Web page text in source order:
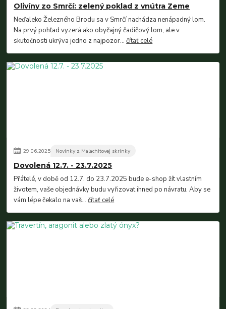
Olivíny zo Smrčí: zelený poklad z vnútra Zeme
Neďaleko Železného Brodu sa v Smrčí nachádza nenápadný lom.
Na prvý pohľad vyzerá ako obyčajný čadičový lom, ale v
skutočnosti ukrýva jedno z najpozor...čítať celé
29.06.2025 Novinky z Malachitovej skrinky
Dovolená 12.7. - 23.7.2025
Přátelé, v době od 12.7. do 23.7.2025 bude e-shop žít vlastním
životem, vaše objednávky budu vyřizovat ihned po návratu. Aby se
vám lépe čekalo na vaš...čítať celé